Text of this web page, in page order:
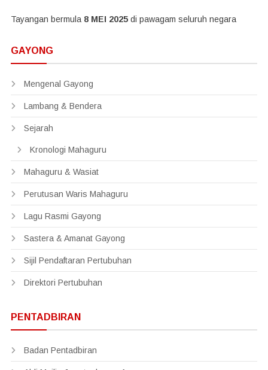
Tayangan bermula 8 MEI 2025di pawagam seluruh negara
GAYONG
Mengenal Gayong
Lambang & Bendera
Sejarah
Kronologi Mahaguru
Mahaguru & Wasiat
Perutusan Waris Mahaguru
Lagu Rasmi Gayong
Sastera & Amanat Gayong
Sijil Pendaftaran Pertubuhan
Direktori Pertubuhan
PENTADBIRAN
Badan Pentadbiran